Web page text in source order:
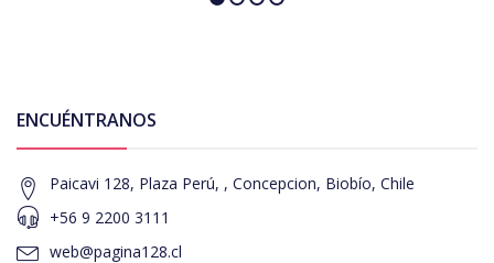
ENCUÉNTRANOS
Paicavi 128, Plaza Perú, , Concepcion, Biobío, Chile
+56 9 2200 3111
web@pagina128.cl